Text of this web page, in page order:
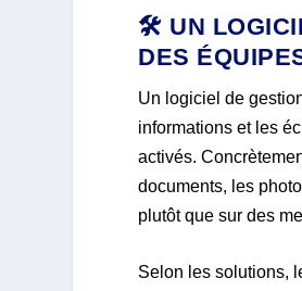
🛠️ UN
DES
Un logiciel de
informations et les
activés.
documents, les
plutôt que sur des
Selon les solutions,